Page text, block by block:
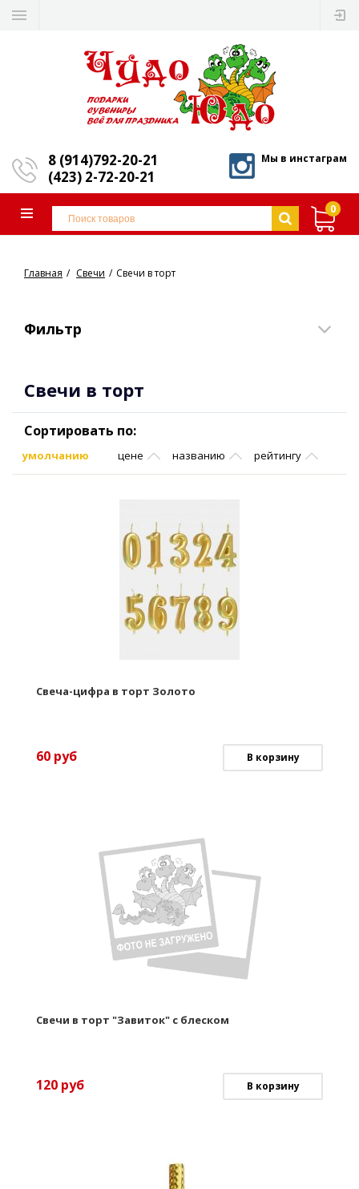
8 (914)792-20-21
(423) 2-72-20-21
Мы в инстаграм
0
Главная Свечи Свечи в торт
Фильтр
Свечи в торт
Сортировать по:
умолчанию цене названию рейтингу
Свеча-цифра в торт Золото
60 руб В корзину
Свечи в торт "Завиток" с блеском
120 руб В корзину